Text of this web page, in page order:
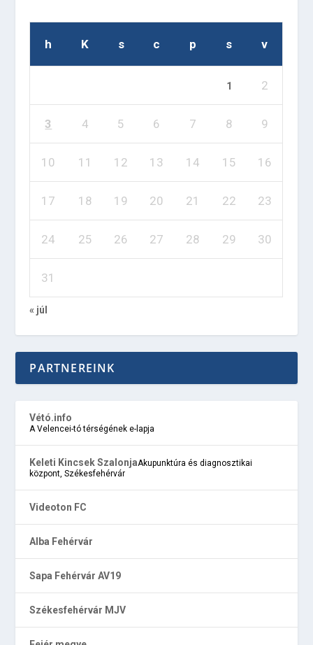
h K s c p s v
1 2
3 4 5 6 7 8 9
10 11 12 13 14 15 16
17 18 19 20 21 22 23
24 25 26 27 28 29 30
31
« júl
PARTNEREINK
Vétó.info
A Velencei-tó térségének e-lapja
Keleti Kincsek SzalonjaAkupunktúra és diagnosztikai
központ, Székesfehérvár
Videoton FC
Alba Fehérvár
Sapa Fehérvár AV19
Székesfehérvár MJV